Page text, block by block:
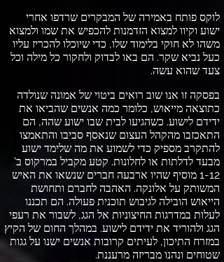
לוקס פותח באמירה של המבקרים שרדפו אחרי
ישוע וקיוו למצוא הזדמנות להכפיש את שמו ולמצוא
משהו לא חוקי בלימוד שלו, כדי שיוכלו להכריז עליו
כעל נביא שקר. הם באו לבדוק ולחקור כל מילה וכל
צעד שהוא עשה.
בפסקה זו אנו שוב רואים ביטוי של אמונה שנולדה
כתוצאה מייאוש, כלומר כמה אנשים שהביאו את
ידידם לישוע. כשהגיעו לבית שבו ישוע שהה, הם
התאכזבו מהקהל העצום שנאסף סביבו והתאמצו
להתקרב מספיק כדי לשמוע את מה שלימד ישוע
מבעד לדלתות או לחלונות. קטע מקביל במרקוס ב'
1-12 מוסיף שהיו ארבעה חברים שנשאו את האיש
המשותק על אלונקה. האהבה לחברם ותחושת
הייאוש הובילה לגיבוש תוכנית פעולה. הם תכננו
לעלות במדרגות החיצוניות אל הגג, לשבור את רעפי
הגג ולהוריד את ידידם לישוע. במהלך החום של הקיץ
במזרח התיכון, לעיתים קרובות אנשים ישנו על גגות
שטוחים ונהנו מבריזה מרעננת.